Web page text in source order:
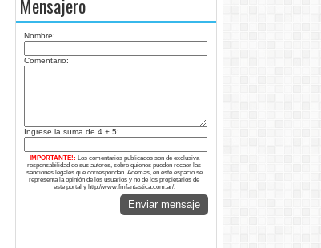
Mensajero
Nombre:
Comentario:
Ingrese la suma de 4 + 5:
IMPORTANTE!: Los comentarios publicados son de exclusiva
responsabilidad de sus autores, sobre quienes pueden recaer las
sanciones legales que correspondan. Además, en este espacio se
representa la opinión de los usuarios y no de los propietarios de
este portal y http://www.fmfantastica.com.ar/.
Enviar mensaje